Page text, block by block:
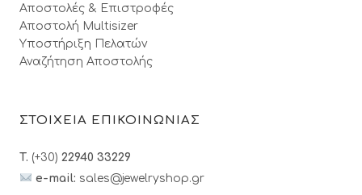
Αποστολές & Επιστροφές
Αποστολή Multisizer
Υποστήριξη Πελατών
Αναζήτηση Αποστολής
ΣΤΟΙΧΕΙΑ ΕΠΙΚΟΙΝΩΝΙΑΣ
T. (+30) 22940 33229
e-mail: sales@jewelryshop.gr